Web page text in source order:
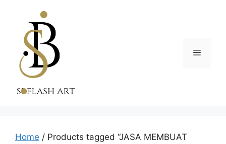
content
Menu
Home / Products tagged “JASA MEMBUAT